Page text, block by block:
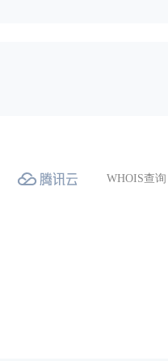
WHOIS查询